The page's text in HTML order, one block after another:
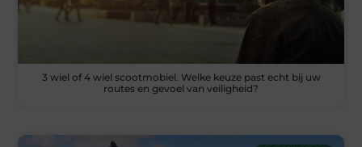
3 wiel of 4 wiel scootmobiel. Welke keuze past echt bij uw
routes en gevoel van veiligheid?